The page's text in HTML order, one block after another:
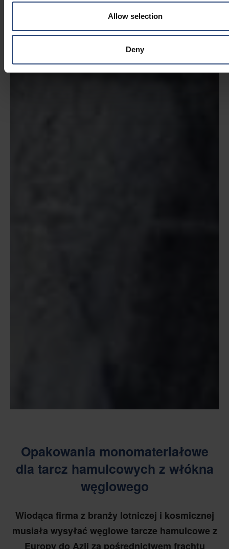
Allow selection
Deny
Opakowania monomateriałowe
dla tarcz hamulcowych z włókna
węglowego
Wiodąca firma z branży lotniczej i kosmicznej
musiała wysyłać węglowe tarcze hamulcowe z
Europy do Azji za pośrednictwem frachtu